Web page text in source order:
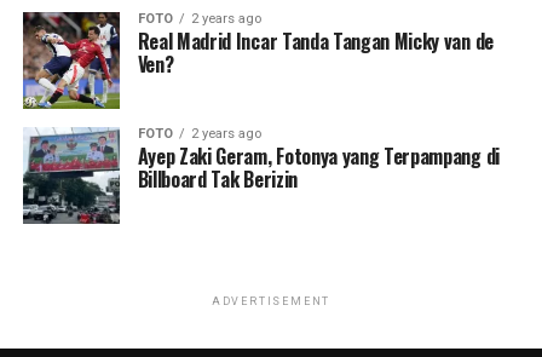
FOTO 2 years ago
Real Madrid Incar Tanda Tangan Micky van de
Ven?
FOTO 2 years ago
Ayep Zaki Geram, Fotonya yang Terpampang di
Billboard Tak Berizin
ADVERTISEMENT